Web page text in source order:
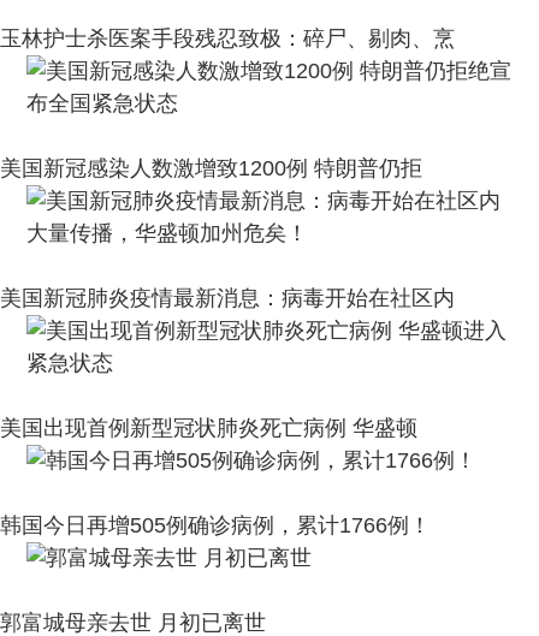
玉林护士杀医案手段残忍致极：碎尸、剔肉、烹
美国新冠感染人数激增致1200例 特朗普仍拒
美国新冠肺炎疫情最新消息：病毒开始在社区内
美国出现首例新型冠状肺炎死亡病例 华盛顿
韩国今日再增505例确诊病例，累计1766例！
郭富城母亲去世 月初已离世